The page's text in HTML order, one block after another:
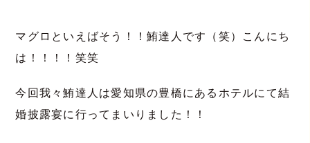
マグロといえばそう！！鮪達人です（笑）こんにち
は！！！！笑笑
今回我々鮪達人は愛知県の豊橋にあるホテルにて結
婚披露宴に行ってまいりました！！